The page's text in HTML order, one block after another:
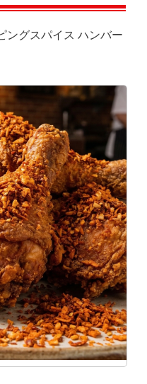
ングスパイス ハンバー